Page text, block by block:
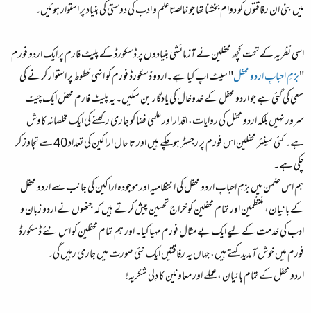
میں بنی ان رفاقتوں کو دوام بخشنا تھا جو خالصتا علم و ادب کی دوستی کی بنیاد پر استوار ہوئیں۔
اسی نظریہ کے تحت کچھ محفلین نے آزمائشی بنیادوں پر ڈسکورڈ کے پلیٹ فارم پر ایک اردو فورم
"بزمِ احبابِ اردو محفل" سیٹ اپ کیا ہے۔اردو ڈسکورڈ فورم کو انہی خطوط پر استوار کرنے کی
سعی کی گئی ہے جو اردو محفل کے خدوخال کی یادگار بن سکیں۔ یہ پلیٹ فارم محض ایک چیٹ
سرور نہیں بلکہ اردو محفل کی روایات، اقدار اور علمی فضا کو جاری رکھنے کی ایک مخلصانہ کاوش
ہے۔ کئی سینئر محفلین اس فورم پر رجسٹر ہوچکے ہیں اور تا حال اراکین کی تعداد 40 سے تجاوز کر
چکی ہے۔
ہم اس ضمن میں بزمِ احبابِ اردو محفل کی انتظامیہ اور موجودہ اراکین کی جانب سے اردو محفل
کے بانیان، منتظمین اور تمام محفلین کو خراج تحسین پیش کرتے ہیں کہ جنھوں نے اردو زبان و
ادب کی خدمت کے لیے ایک بے مثال فورم مہیا کیا۔ اور ہم تمام محفلین کو اس نئے ڈسکورڈ
فورم میں خوش آمدید کہتے ہیں، جہاں یہ رفاقتیں ایک نئی صورت میں جاری رہیں گی۔
اردو محفل کے تمام بانیان ،عملے اور معاونین کا دِلی شکریہ!